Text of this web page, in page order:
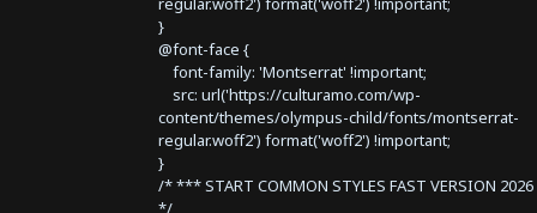
}
@font-face {
font-family: 'Montserrat' !important;
src: url('https://culturamo.com/wp-
content/themes/olympus-child/fonts/montserrat-
regular.woff2') format('woff2') !important;
}
/* *** START COMMON STYLES FAST VERSION
*/